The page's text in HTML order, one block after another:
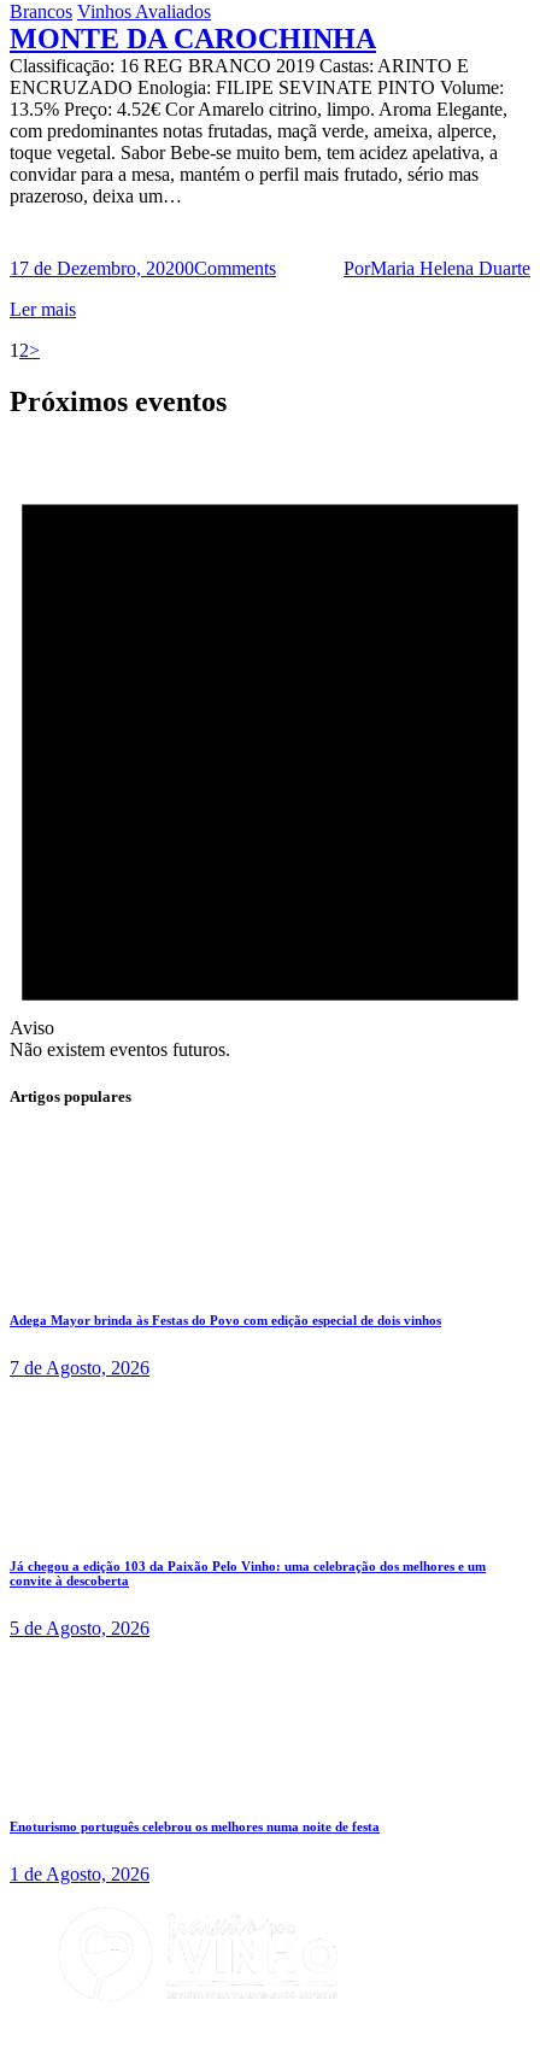
Brancos Vinhos Avaliados
MONTE DA CAROCHINHA
Classificaçāo: 16 REG BRANCO 2019 Castas: ARINTO E
ENCRUZADO Enologia: FILIPE SEVINATE PINTO Volume:
13.5% Preço: 4.52€ Cor Amarelo citrino, limpo. Aroma Elegante,
com predominantes notas frutadas, maçã verde, ameixa, alperce,
toque vegetal. Sabor Bebe-se muito bem, tem acidez apelativa, a
convidar para a mesa, mantém o perfil mais frutado, sério mas
prazeroso, deixa um…
17 de Dezembro, 20200Comments PorMaria Helena Duarte
Ler mais
Paginação
dos
conteúdos
Page
1 Page
2>
Próximos eventos
Aviso
Não existem eventos futuros.
Artigos populares
Adega Mayor brinda às Festas do Povo com edição especial de dois vinhos
7 de Agosto, 2026
Já chegou a edição 103 da Paixão Pelo Vinho: uma celebração dos melhores e um
convite à descoberta
5 de Agosto, 2026
Enoturismo português celebrou os melhores numa noite de festa
1 de Agosto, 2026